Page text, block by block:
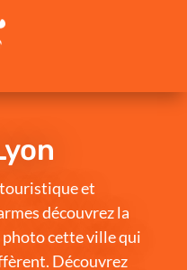
et
découvrez la
cette ville qui
Découvrez